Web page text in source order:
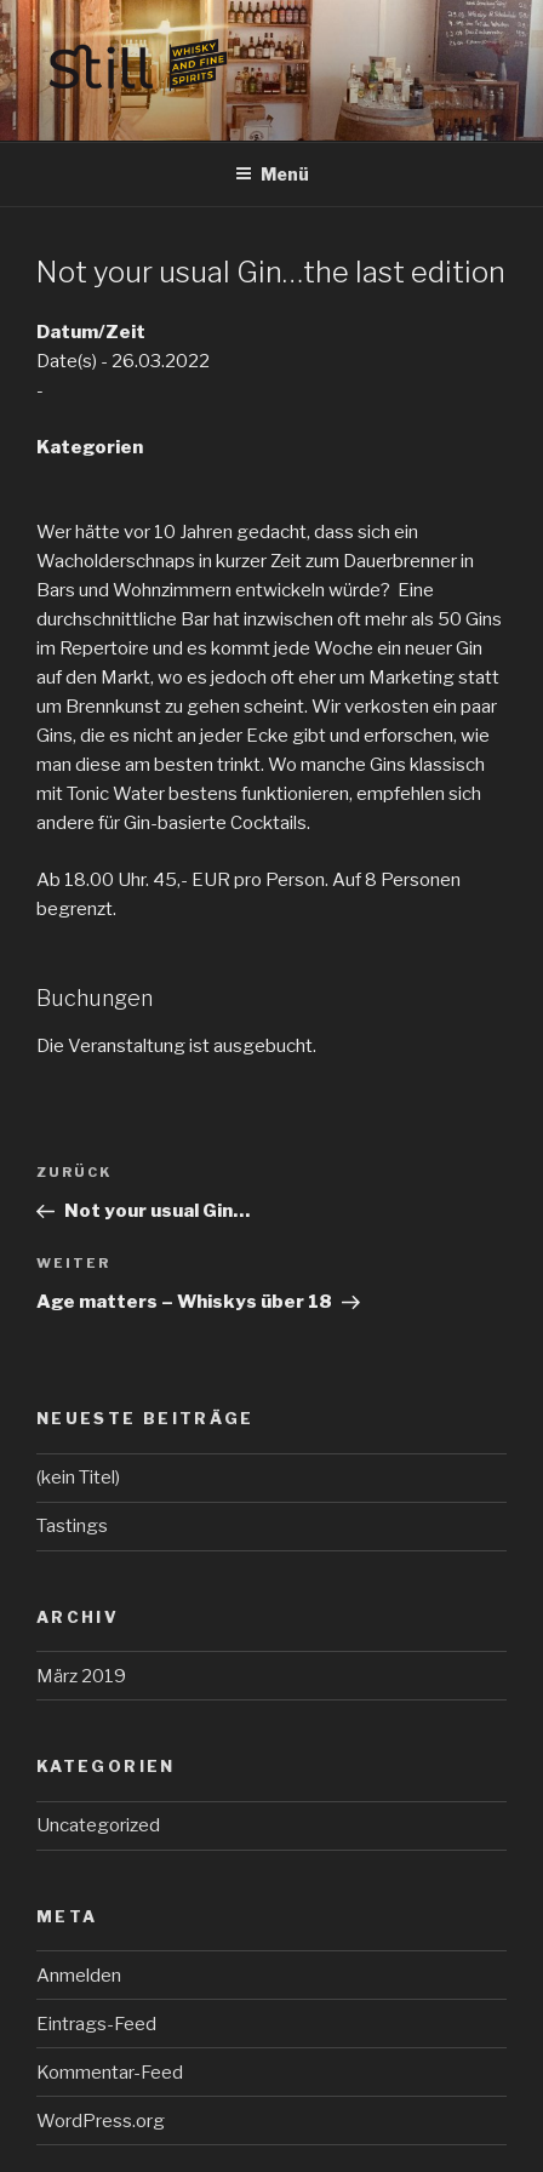
Zum
Inhalt
springen
STILL SPIRITS HILDESHEIM
Whisky, Rum, Gin, Cognac, Tequila und Tastings in Hildesheim
Menü
Not your usual Gin…the last edition
Datum/Zeit
Date(s) - 26.03.2022
-
Kategorien
Wer hätte vor 10 Jahren gedacht, dass sich ein
Wacholderschnaps in kurzer Zeit zum Dauerbrenner in
Bars und Wohnzimmern entwickeln würde? Eine
durchschnittliche Bar hat inzwischen oft mehr als 50 Gins
im Repertoire und es kommt jede Woche ein neuer Gin
auf den Markt, wo es jedoch oft eher um Marketing statt
um Brennkunst zu gehen scheint. Wir verkosten ein paar
Gins, die es nicht an jeder Ecke gibt und erforschen, wie
man diese am besten trinkt. Wo manche Gins klassisch
mit Tonic Water bestens funktionieren, empfehlen sich
andere für Gin-basierte Cocktails.
Ab 18.00 Uhr. 45,- EUR pro Person. Auf 8 Personen
begrenzt.
Buchungen
Die Veranstaltung ist ausgebucht.
Beitragsnavigation
Vorheriger
Beitrag
ZURÜCK
Not your usual Gin…
Nächster
Beitrag
WEITER
Age matters – Whiskys über 18
NEUESTE BEITRÄGE
(kein Titel)
Tastings
ARCHIV
März 2019
KATEGORIEN
Uncategorized
META
Anmelden
Eintrags-Feed
Kommentar-Feed
WordPress.org